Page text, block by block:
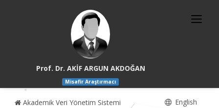
Prof. Dr. AKİF ARGUN AKDOĞAN
Misafir Araştırmacı
Akademik Veri Yönetim Sistemi English